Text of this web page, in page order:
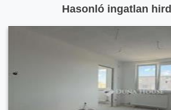
Gépesített konyhabútort modern
fürdőszobát szaniterekkel (mosdó,
Teljes burkolást és minőségi beltéri
világítás és lámpatestek). -
neheze már megvan!)- Vadonatúj
teljesítménybővítéssel
a falakban. -
tökéletes hőszigetelésért. - Új
Hasonló ingatlan